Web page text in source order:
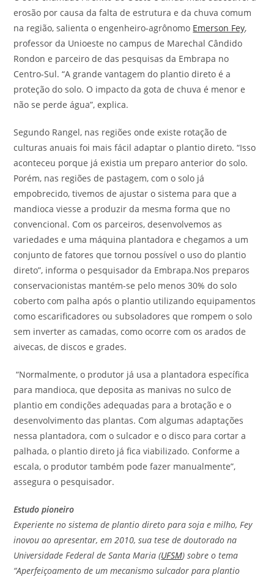
erosão por causa da falta de estrutura e da chuva comum
na região, salienta o engenheiro-agrônomo Emerson Fey,
professor da Unioeste no campus de Marechal Cândido
Rondon e parceiro de das pesquisas da Embrapa no
Centro-Sul. “A grande vantagem do plantio direto é a
proteção do solo. O impacto da gota de chuva é menor e
não se perde água”, explica.
Segundo Rangel, nas regiões onde existe rotação de
culturas anuais foi mais fácil adaptar o plantio direto. “Isso
aconteceu porque já existia um preparo anterior do solo.
Porém, nas regiões de pastagem, com o solo já
empobrecido, tivemos de ajustar o sistema para que a
mandioca viesse a produzir da mesma forma que no
convencional. Com os parceiros, desenvolvemos as
variedades e uma máquina plantadora e chegamos a um
conjunto de fatores que tornou possível o uso do plantio
direto”, informa o pesquisador da Embrapa.Nos preparos
conservacionistas mantém-se pelo menos 30% do solo
coberto com palha após o plantio utilizando equipamentos
como escarificadores ou subsoladores que rompem o solo
sem inverter as camadas, como ocorre com os arados de
aivecas, de discos e grades.
“Normalmente, o produtor já usa a plantadora específica
para mandioca, que deposita as manivas no sulco de
plantio em condições adequadas para a brotação e o
desenvolvimento das plantas. Com algumas adaptações
nessa plantadora, com o sulcador e o disco para cortar a
palhada, o plantio direto já fica viabilizado. Conforme a
escala, o produtor também pode fazer manualmente”,
assegura o pesquisador.
Estudo pioneiro
Experiente no sistema de plantio direto para soja e milho, Fey
inovou ao apresentar, em 2010, sua tese de doutorado na
Universidade Federal de Santa Maria (UFSM) sobre o tema
“Aperfeiçoamento de um mecanismo sulcador para plantio